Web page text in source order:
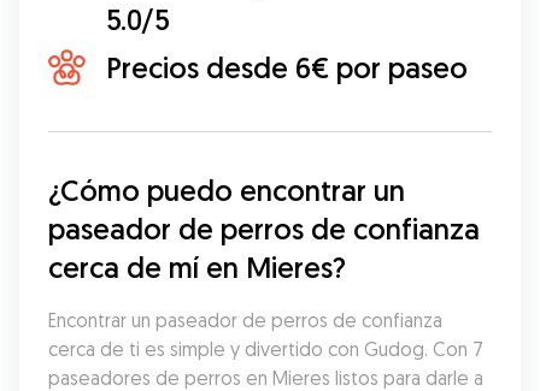
5.0/5
Precios desde 6€ por paseo
¿Cómo puedo encontrar un
paseador de perros de confianza
cerca de mí en Mieres?
Encontrar un paseador de perros de confianza
cerca de ti es simple y divertido con Gudog. Con 7
paseadores de perros en Mieres listos para darle a